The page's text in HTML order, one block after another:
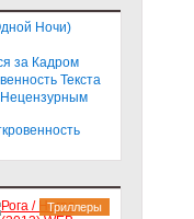
(2013)
Ночи)
за Кадром
Текста
Триллеры